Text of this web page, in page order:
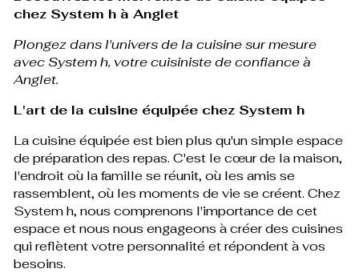
chez System h à Anglet
Plongez dans l'univers de la cuisine sur mesure
avec System h, votre cuisiniste de confiance à
Anglet.
L'art de la cuisine équipée chez System h
La cuisine équipée est bien plus qu'un simple espace
de préparation des repas. C'est le cœur de la maison,
l'endroit où la famille se réunit, où les amis se
rassemblent, où les moments de vie se créent. Chez
System h, nous comprenons l'importance de cet
espace et nous nous engageons à créer des cuisines
qui reflètent votre personnalité et répondent à vos
besoins.